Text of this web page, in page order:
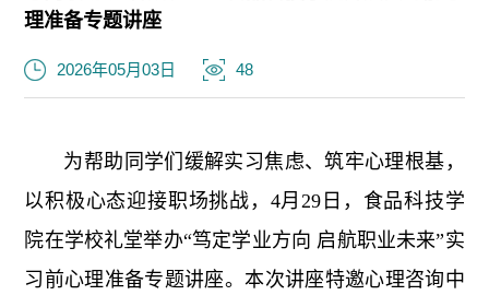
理准备专题讲座
2026年05月03日 48
为帮助同学们缓解实习焦虑、筑牢心理根基，
以积极心态迎接职场挑战，4月29日，食品科技学
院在学校礼堂举办“笃定学业方向 启航职业未来”实
习前心理准备专题讲座。本次讲座特邀心理咨询中